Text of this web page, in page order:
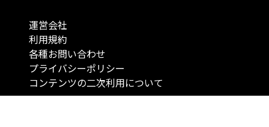
運営会社
利用規約
各種お問い合わせ
プライバシーポリシー
コンテンツの二次利用について